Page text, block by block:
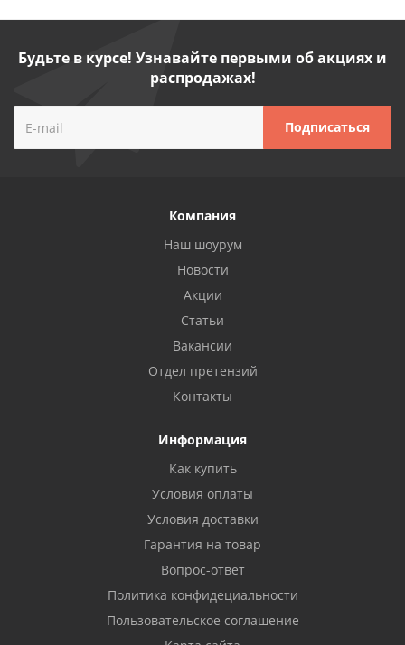
Будьте в курсе! Узнавайте первыми об акциях и
распродажах!
Компания
Наш шоурум
Новости
Акции
Статьи
Вакансии
Отдел претензий
Контакты
Информация
Как купить
Условия оплаты
Условия доставки
Гарантия на товар
Вопрос-ответ
Политика конфидециальности
Пользовательское соглашение